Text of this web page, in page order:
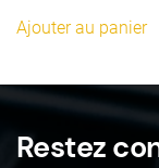
Ajouter au panier
Restez